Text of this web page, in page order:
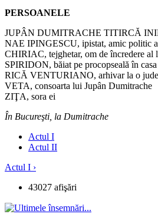
PERSOANELE
JUPÂN DUMITRACHE TITIRCĂ
NAE IPINGESCU, ipistat, amic politic
CHIRIAC, tejghetar, om de încredere al
SPIRIDON, băiat pe procopseală în
RICĂ VENTURIANO, arhivar la o
VETA, consoarta lui Jupân Dumitrache
ZIŢA, sora ei
În Bucureşti, la Dumitrache
Actul I
Actul II
Actul I ›
43027 afişări